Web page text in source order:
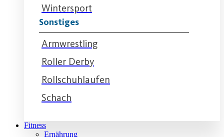
Wintersport
Sonstiges
Armwrestling
Roller Derby
Rollschuhlaufen
Schach
Fitness
Ernährung